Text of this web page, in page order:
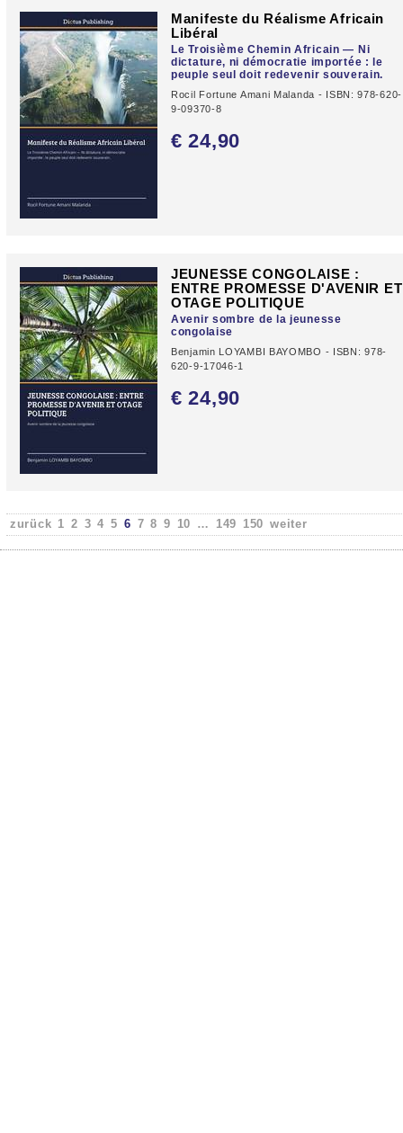
Manifeste du Réalisme Africain
Libéral
Le Troisième Chemin Africain — Ni
dictature, ni démocratie importée : le
peuple seul doit redevenir souverain.
Rocil Fortune Amani Malanda - ISBN: 978-620-
9-09370-8
€ 24,90
JEUNESSE CONGOLAISE :
ENTRE PROMESSE D'AVENIR ET
OTAGE POLITIQUE
Avenir sombre de la jeunesse
congolaise
Benjamin LOYAMBI BAYOMBO - ISBN: 978-
620-9-17046-1
€ 24,90
zurück 1 2 3 4 5 6 7 8 9 10 … 149 150 weiter